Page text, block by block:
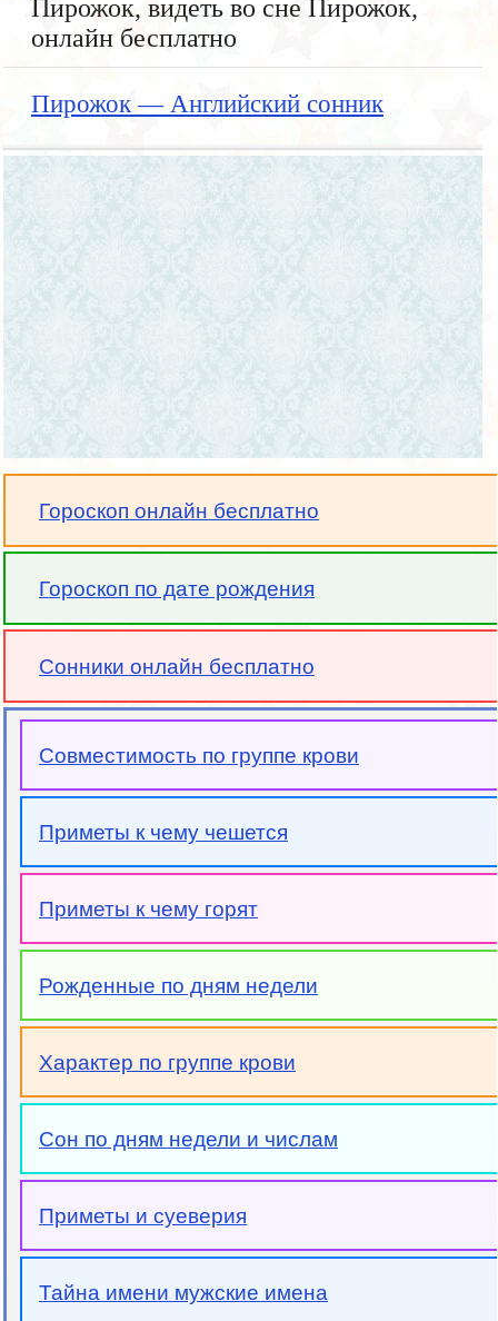
Пирожок, видеть во сне Пирожок,
онлайн бесплатно
Пирожок — Английский сонник
Гороскоп онлайн бесплатно
Гороскоп по дате рождения
Сонники онлайн бесплатно
Совместимость по группе крови
Приметы к чему чешется
Приметы к чему горят
Рожденные по дням недели
Характер по группе крови
Сон по дням недели и числам
Приметы и суеверия
Тайна имени мужские имена